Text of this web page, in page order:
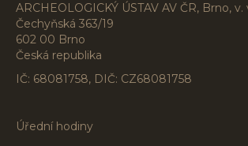
ARCHEOLOGICKÝ ÚSTAV AV ČR, Brno, v.
Čechyňská 363/19
602 00 Brno
Česká republika
IČ: 68081758, DIČ: CZ68081758
Úřední hodiny